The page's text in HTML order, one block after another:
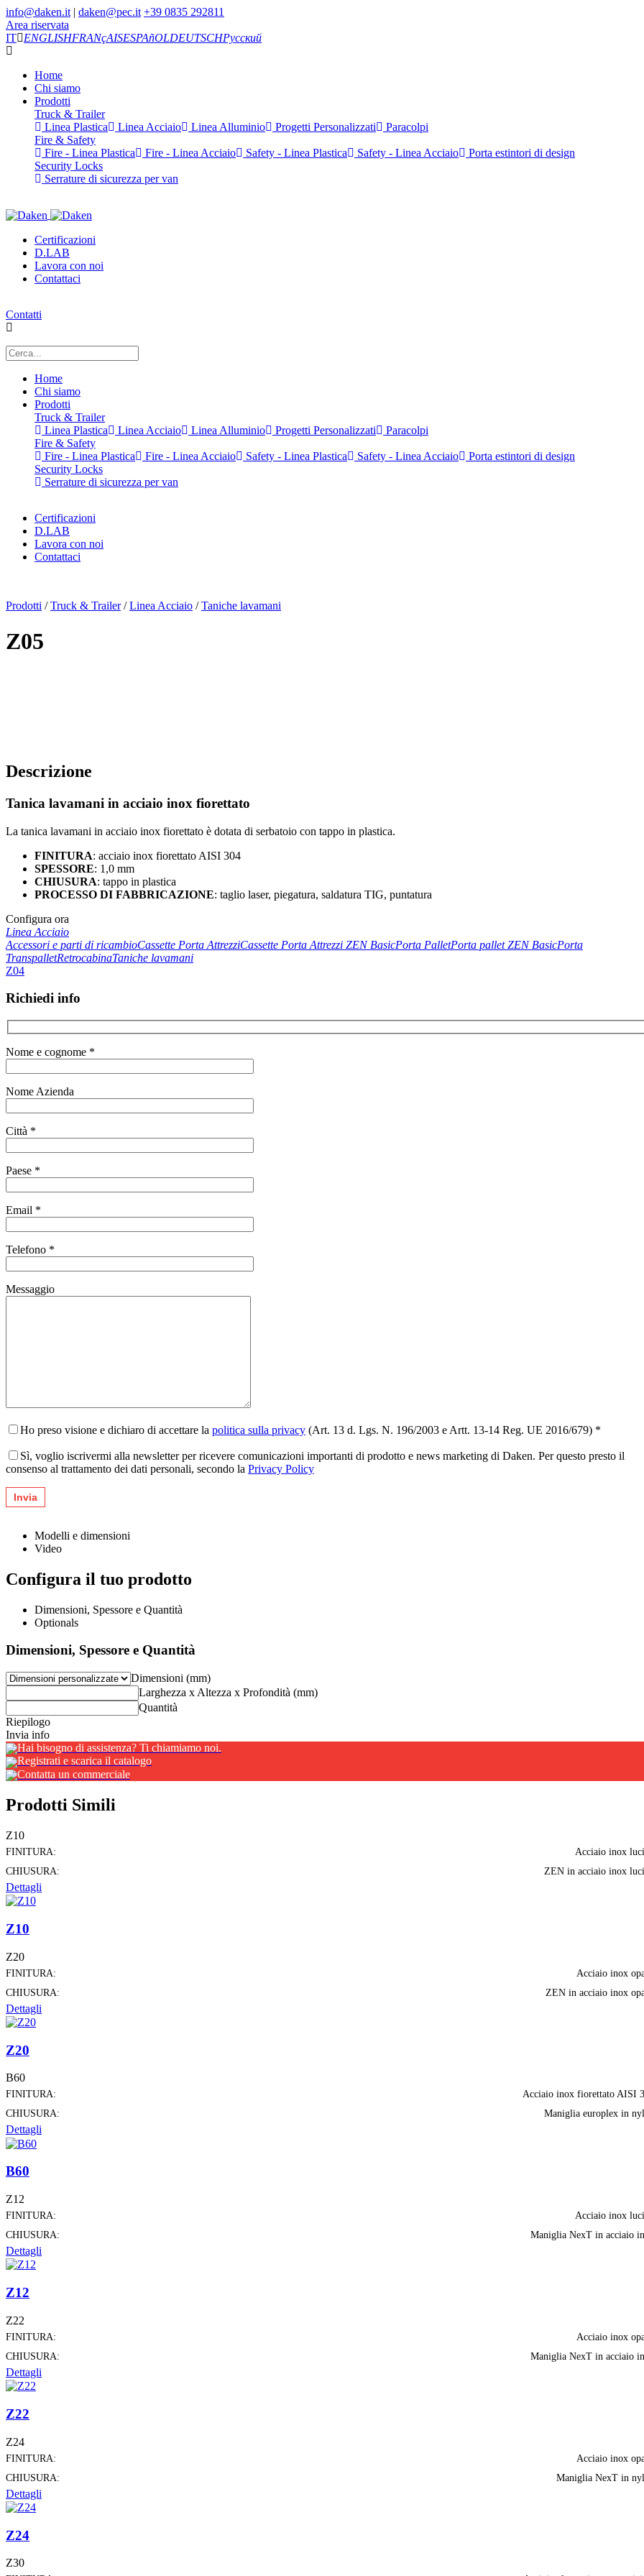
info@daken.it | daken@pec.it +39 0835 292811
Area riservata
IT
ENGLISHFRANçAISESPAñOLDEUTSCHРусский
Home
Chi siamo
Prodotti
Truck & Trailer
Linea Plastica
Linea Acciaio Linea Alluminio Progetti Personalizzati
Paracolpi
Fire & Safety
Fire - Linea Plastica
Fire - Linea Acciaio Safety - Linea Plastica Safety - Linea Acciaio
Porta estintori di design
Security Locks
Serrature di sicurezza per van
Certificazioni
D.LAB
Lavora con noi
Contattaci
Contatti
Home
Chi siamo
Prodotti
Truck & Trailer
Linea Plastica
Linea Acciaio Linea Alluminio Progetti Personalizzati
Paracolpi
Fire & Safety
Fire - Linea Plastica
Fire - Linea Acciaio Safety - Linea Plastica Safety - Linea Acciaio
Porta estintori di design
Security Locks
Serrature di sicurezza per van
Certificazioni
D.LAB
Lavora con noi
Contattaci
Prodotti /Truck & Trailer/Linea Acciaio /Taniche lavamani
Z05
Descrizione
Tanica lavamani in acciaio inox fiorettato
La tanica lavamani in acciaio inox fiorettato è dotata di serbatoio con tappo in plastica.
FINITURA: acciaio inox fiorettato AISI 304
SPESSORE: 1,0 mm
CHIUSURA: tappo in plastica
PROCESSO DI FABBRICAZIONE: taglio laser, piegatura, saldatura TIG, puntatura
Configura ora
Linea Acciaio
Accessori e parti di ricambioCassette Porta AttrezziCassette Porta Attrezzi ZEN BasicPorta PalletPorta pallet ZEN BasicPorta
TranspalletRetrocabinaTaniche lavamani
Z04
Richiedi info
Nome e cognome *
Nome Azienda
Città *
Paese *
Email *
Telefono *
Messaggio
Ho preso visione e dichiaro di accettare la politica sulla privacy (Art. 13 d. Lgs. N. 196/2003 e Artt. 13-14 Reg. UE 2016/679) *
Sì, voglio iscrivermi alla newsletter per ricevere comunicazioni importanti di prodotto e news marketing di Daken. Per questo presto il
consenso al trattamento dei dati personali, secondo la Privacy Policy
Modelli e dimensioni
Video
Configura il tuo prodotto
Dimensioni, Spessore e Quantità
Optionals
Dimensioni, Spessore e Quantità
Dimensioni (mm)
Larghezza x Altezza x Profondità (mm)
Quantità
Riepilogo
Invia info
Hai bisogno di assistenza? Ti chiamiamo noi.
Registrati e scarica il catalogo
Contatta un commerciale
Prodotti Simili
Z10
FINITURA:
Acciaio inox
CHIUSURA:
ZEN in acciaio inox
Dettagli
Z10
Z20
FINITURA:
Acciaio inox
CHIUSURA:
ZEN in acciaio inox
Dettagli
Z20
B60
FINITURA:
Acciaio inox fiorettato AISI
CHIUSURA:
Maniglia europlex in
Dettagli
B60
Z12
FINITURA:
Acciaio inox
CHIUSURA:
Maniglia NexT in acciaio
Dettagli
Z12
Z22
FINITURA:
Acciaio inox
CHIUSURA:
Maniglia NexT in acciaio
Dettagli
Z22
Z24
FINITURA:
Acciaio inox
CHIUSURA:
Maniglia NexT in
Dettagli
Z24
Z30